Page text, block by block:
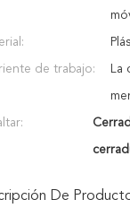
de trabajo: La
De